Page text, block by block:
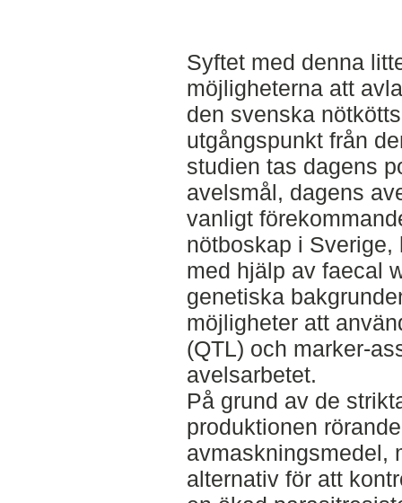
Syftet med denna
möjligheterna att
den svenska
utgångspunkt från
studien tas dagens
avelsmål, dagens
vanligt
nötboskap i
med hjälp av faecal
genetiska
möjligheter att
(QTL) och marker-
avelsarbetet.
På grund av de
produktionen
avmaskningsmedel,
alternativ för att